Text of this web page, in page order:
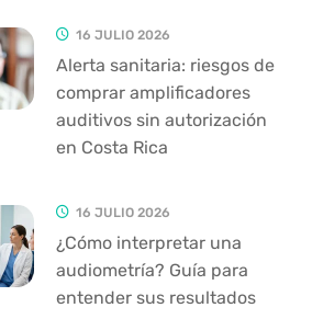
16 JULIO 2026
Alerta sanitaria: riesgos de
comprar amplificadores
auditivos sin autorización
en Costa Rica
16 JULIO 2026
¿Cómo interpretar una
audiometría? Guía para
entender sus resultados